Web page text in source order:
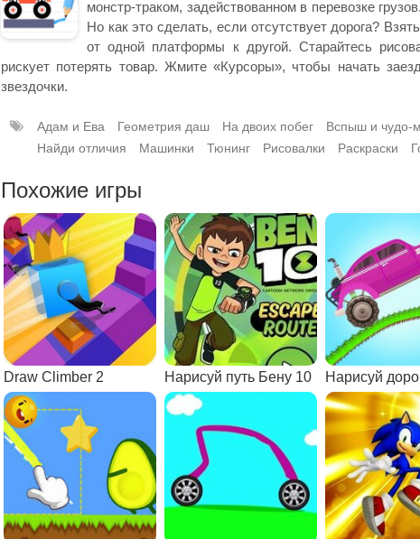
монстр-траком, задействованном в перевозке
Но как это сделать, если отсутствует дорога?
от одной платформы к другой. Старайтесь
рискует потерять товар. Жмите «Курсоры», чтобы начать
звездочки.
Адам и Ева Геометрия даш На двоих побег Вспыш и чудо-
Найди отличия
Машинки Тюнинг Рисовалки Раскраски
Похожие игры
Draw Climber 2 Нарисуй путь Бену 10